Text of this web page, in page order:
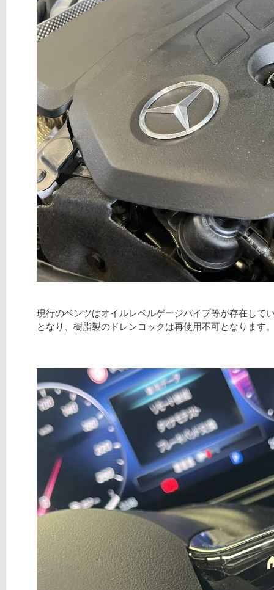
現行のベンツはオイルレベルゲージパイプ等が存在して
となり、樹脂製のドレンコックは再使用不可となります